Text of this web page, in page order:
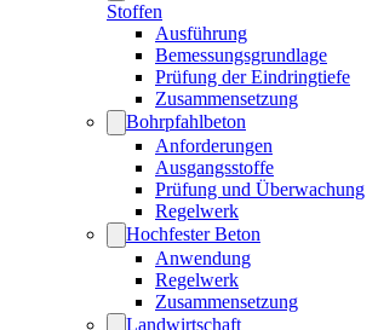
Stoffen
Ausführung
Bemessungsgrundlage
Prüfung der Eindringtiefe
Zusammensetzung
Bohrpfahlbeton
Anforderungen
Ausgangsstoffe
Prüfung und Überwachung
Regelwerk
Hochfester Beton
Anwendung
Regelwerk
Zusammensetzung
Landwirtschaft